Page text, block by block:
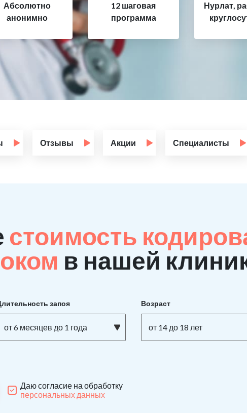
Абсолютно
анонимно
12 шаговая
программа
Нурлат,
Отзывы Акции Специалисты
стоимость
в нашей
запоя
от 6 месяцев до 1 года
Возраст
от 14 до 18 лет
Даю согласие на обработку
персональных данных